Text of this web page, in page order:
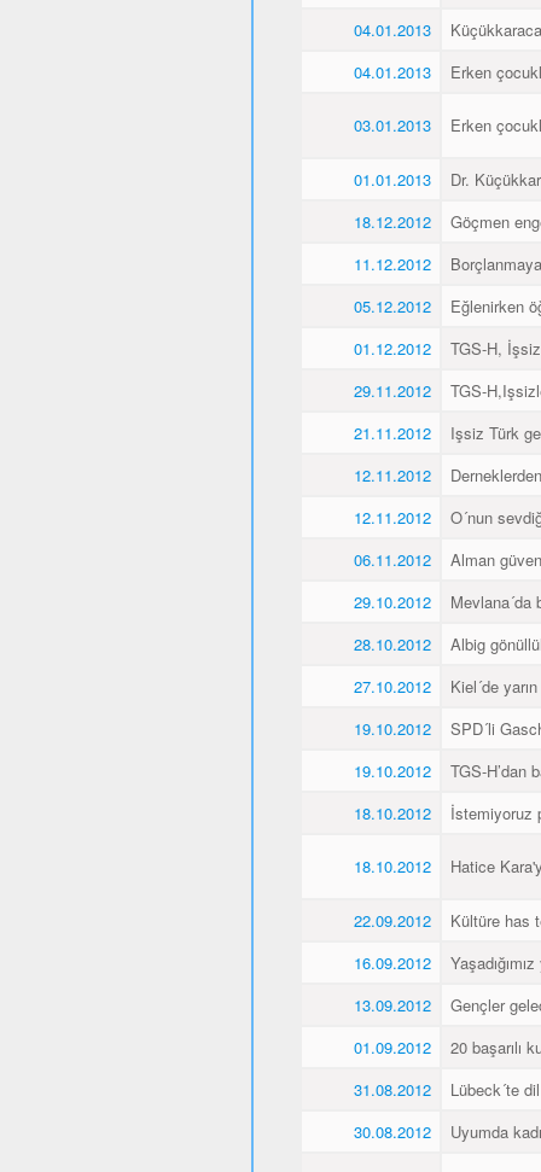
04.01.2013
04.01.2013
Erken
03.01.2013 Erken
01.01.2013
Dr.
18.12.2012
Göçmen
11.12.2012
05.12.2012
Eğlenirken
01.12.2012
TGS-H,
29.11.2012
TGS-
21.11.2012
Işsiz Türk
12.11.2012
12.11.2012
O´nun
06.11.2012
Alman
29.10.2012
Mevlana´da
28.10.2012
Albig
27.10.2012
Kiel´de
19.10.2012
SPD´li
19.10.2012
TGS-H’dan
18.10.2012
İstemiyoruz
18.10.2012 Hatice
22.09.2012
Kültüre has
16.09.2012
13.09.2012
Gençler
01.09.2012
20 başarılı
31.08.2012
Lübeck´te
30.08.2012
Uyumda